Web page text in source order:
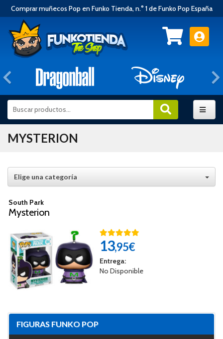
Comprar muñecos Pop en Funko Tienda, n.° 1 de Funko Pop España
Anterior
MYSTERION
Elige una categoría
South Park
Mysterion
13,95€
Entrega:
No Disponible
FIGURAS FUNKO POP